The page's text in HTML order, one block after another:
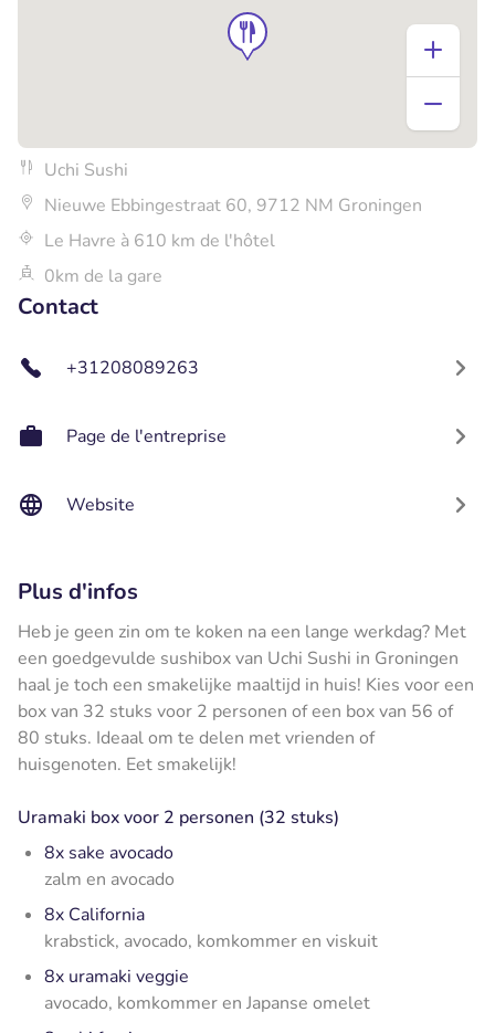
Uchi Sushi
Nieuwe Ebbingestraat 60, 9712 NM Groningen
Le Havre à 610 km de l'hôtel
0km de la gare
Contact
+31208089263
Page de l'entreprise
Website
Plus d'infos
Heb je geen zin om te koken na een lange werkdag? Met
een goedgevulde sushibox van Uchi Sushi in Groningen
haal je toch een smakelijke maaltijd in huis! Kies voor een
box van 32 stuks voor 2 personen of een box van 56 of
80 stuks. Ideaal om te delen met vrienden of
huisgenoten. Eet smakelijk!
Uramaki box voor 2 personen (32 stuks)
8x sake avocado
zalm en avocado
8x California
krabstick, avocado, komkommer en viskuit
8x uramaki veggie
avocado, komkommer en Japanse omelet